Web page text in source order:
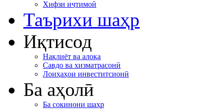
Хифзи иҷтимоӣ
Таърихи шаҳр
Иқтисод
Нақлиёт ва алоқа
Савдо ва хизматрасонӣ
Лоиҳаҳои инвеститсионӣ
Ба аҳолӣ
Ба сокинони шаҳр